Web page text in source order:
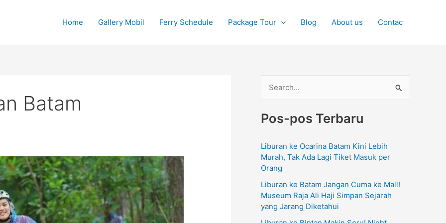
Home Gallery Mobil Ferry Schedule Package Tour Blog About us Contac
Batam
u
n
u
k
Pos-pos Terbaru
Liburan ke Ocarina Batam Kini Lebih
Murah, Tak Ada Lagi Tiket Masuk per
Orang
Liburan ke Batam Jangan Cuma ke Mall!
Museum Raja Ali Haji Simpan Sejarah
yang Jarang Diketahui